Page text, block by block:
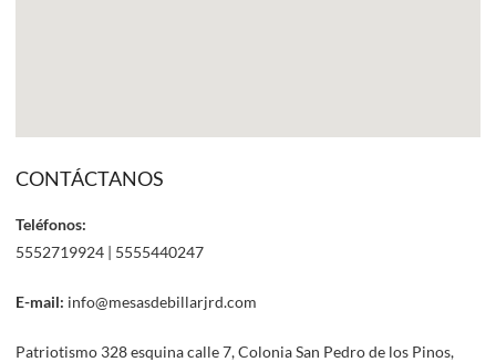
CONTÁCTANOS
Teléfonos:
5552719924 | 5555440247
E-mail: info@mesasdebillarjrd.com
Patriotismo 328 esquina calle 7, Colonia San Pedro de los Pinos,